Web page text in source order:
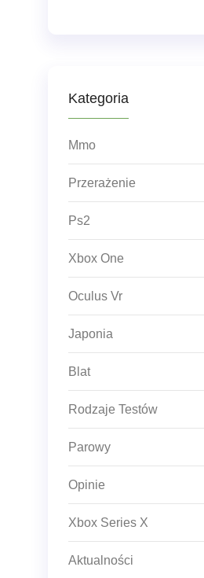
Kategoria
Mmo
Przerażenie
Ps2
Xbox One
Oculus Vr
Japonia
Blat
Rodzaje Testów
Parowy
Opinie
Xbox Series X
Aktualności